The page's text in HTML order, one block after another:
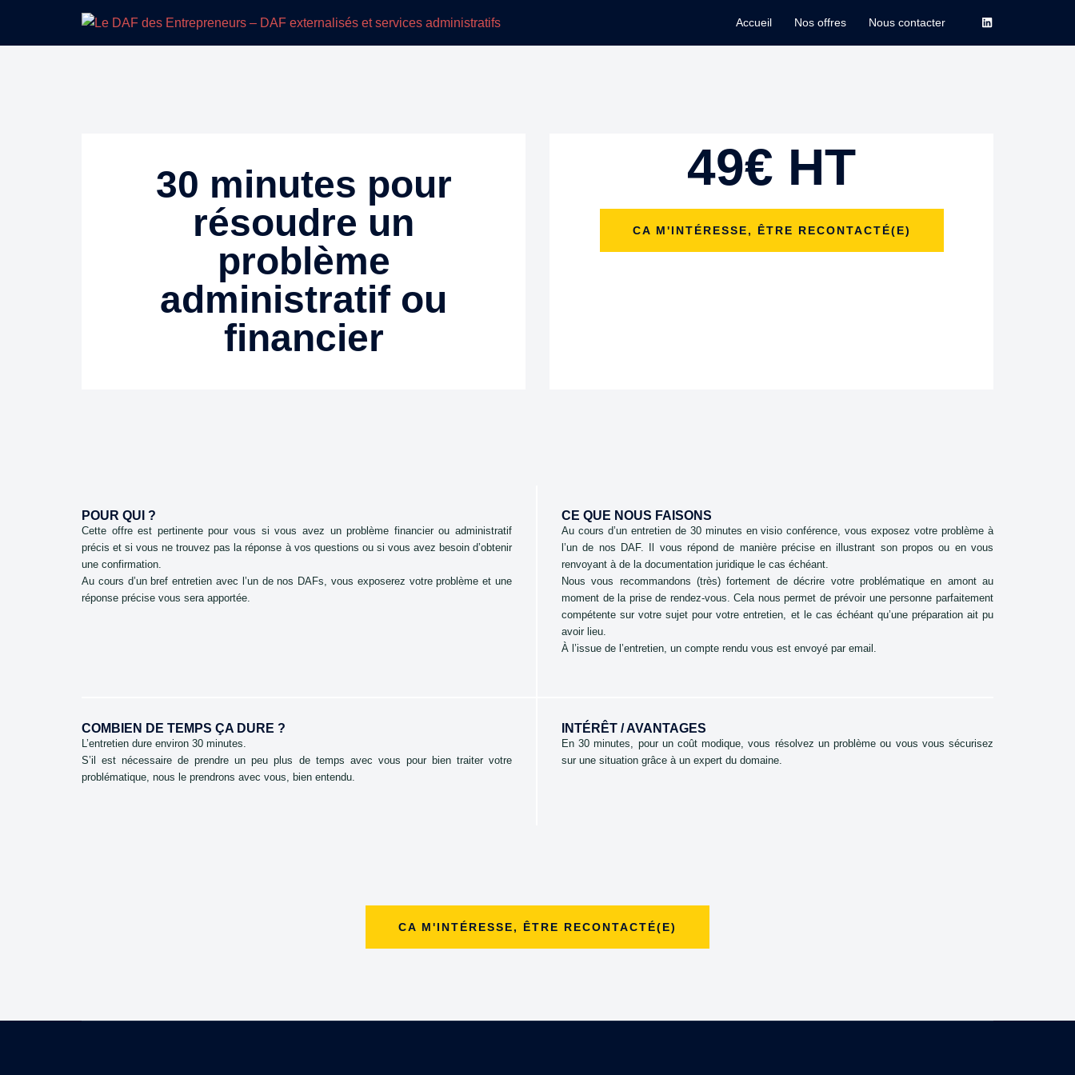
Accueil Nos offres Nous contacter
30 minutes pour
résoudre un
problème
administratif ou
financier
49€ HT
CA M'INTÉRESSE, ÊTRE RECONTACTÉ(E)
POUR QUI ?
Cette offre est pertinente pour vous si vous avez un problème financier ou administratif
précis et si vous ne trouvez pas la réponse à vos questions ou si vous avez besoin d’obtenir
une confirmation.
Au cours d’un bref entretien avec l’un de nos DAFs, vous exposerez votre problème et une
réponse précise vous sera apportée.
CE QUE NOUS FAISONS
Au cours d’un entretien de 30 minutes en visio conférence, vous exposez votre problème à
l’un de nos DAF. Il vous répond de manière précise en illustrant son propos ou en vous
renvoyant à de la documentation juridique le cas échéant.
Nous vous recommandons (très) fortement de décrire votre problématique en amont au
moment de la prise de rendez-vous. Cela nous permet de prévoir une personne parfaitement
compétente sur votre sujet pour votre entretien, et le cas échéant qu’une préparation ait pu
avoir lieu.
À l’issue de l’entretien, un compte rendu vous est envoyé par email.
COMBIEN DE TEMPS ÇA DURE ?
L’entretien dure environ 30 minutes.
S’il est nécessaire de prendre un peu plus de temps avec vous pour bien traiter votre
problématique, nous le prendrons avec vous, bien entendu.
INTÉRÊT / AVANTAGES
En 30 minutes, pour un coût modique, vous résolvez un problème ou vous vous sécurisez
sur une situation grâce à un expert du domaine.
CA M'INTÉRESSE, ÊTRE RECONTACTÉ(E)